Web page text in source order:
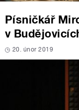
Písničkář
v
20. únor 2019